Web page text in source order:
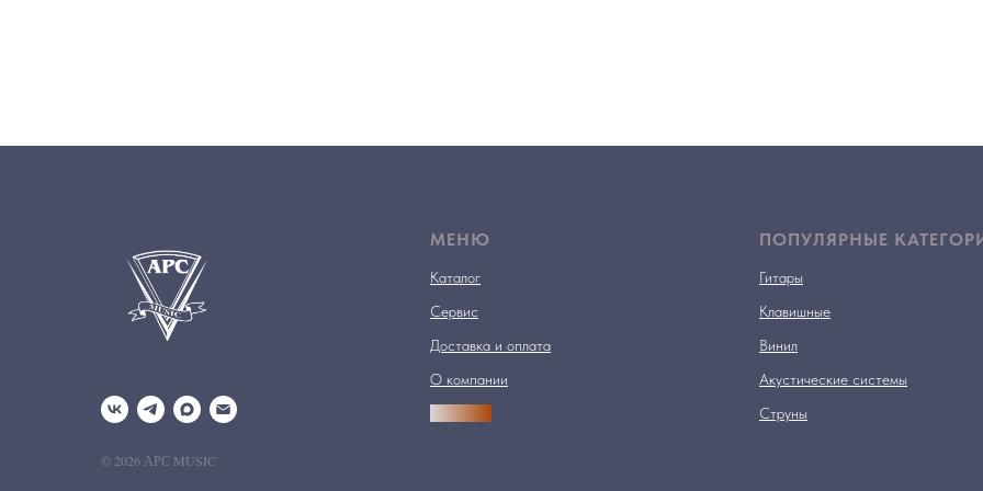
© 2026 АРС MUSIC
МЕНЮ
Каталог
Сервис
Доставка и оплата
О компании
ПОПУЛЯРНЫЕ
Гитары
Клавишные
Винил
Акустические системы
Струны